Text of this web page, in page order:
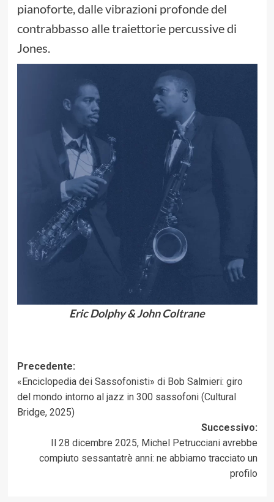
pianoforte, dalle vibrazioni profonde del
contrabbasso alle traiettorie percussive di
Jones.
Eric Dolphy & John Coltrane
Navigazione
articolo
Precedente:
«Enciclopedia dei Sassofonisti» di Bob Salmieri: giro
del mondo intorno al jazz in 300 sassofoni (Cultural
Bridge, 2025)
Successivo:
Il 28 dicembre 2025, Michel Petrucciani avrebbe
compiuto sessantatrè anni: ne abbiamo tracciato un
profilo